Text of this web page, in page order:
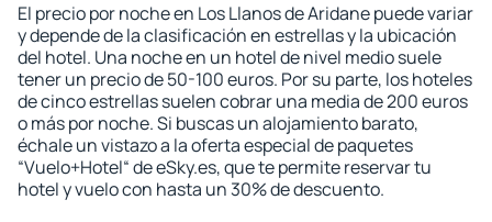
El precio por noche en Los Llanos de Aridane puede variar
y depende de la clasificación en estrellas y la ubicación
del hotel. Una noche en un hotel de nivel medio suele
tener un precio de 50-100 euros. Por su parte, los hoteles
de cinco estrellas suelen cobrar una media de 200 euros
o más por noche. Si buscas un alojamiento barato,
échale un vistazo a la oferta especial de paquetes
“Vuelo+Hotel“ de eSky.es, que te permite reservar tu
hotel y vuelo con hasta un 30% de descuento.